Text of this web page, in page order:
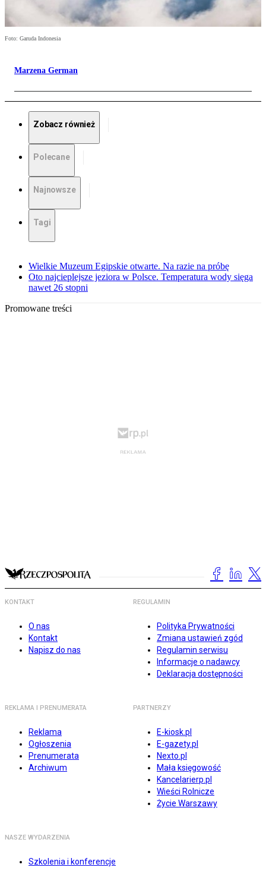
Foto: Garuda Indonesia
Marzena German
Zobacz również
Polecane
Najnowsze
Tagi
Wielkie Muzeum Egipskie otwarte. Na razie na próbę
Oto najcieplejsze jeziora w Polsce. Temperatura wody sięga
nawet 26 stopni
Promowane treści
KONTAKT
O nas
Kontakt
Napisz do nas
REGULAMIN
Polityka Prywatności
Zmiana ustawień zgód
Regulamin serwisu
Informacje o nadawcy
Deklaracja dostępności
REKLAMA I PRENUMERATA
Reklama
Ogłoszenia
Prenumerata
Archiwum
PARTNERZY
E-kiosk.pl
E-gazety.pl
Nexto.pl
Mała księgowość
Kancelarierp.pl
Wieści Rolnicze
Życie Warszawy
NASZE WYDARZENIA
Szkolenia i konferencje